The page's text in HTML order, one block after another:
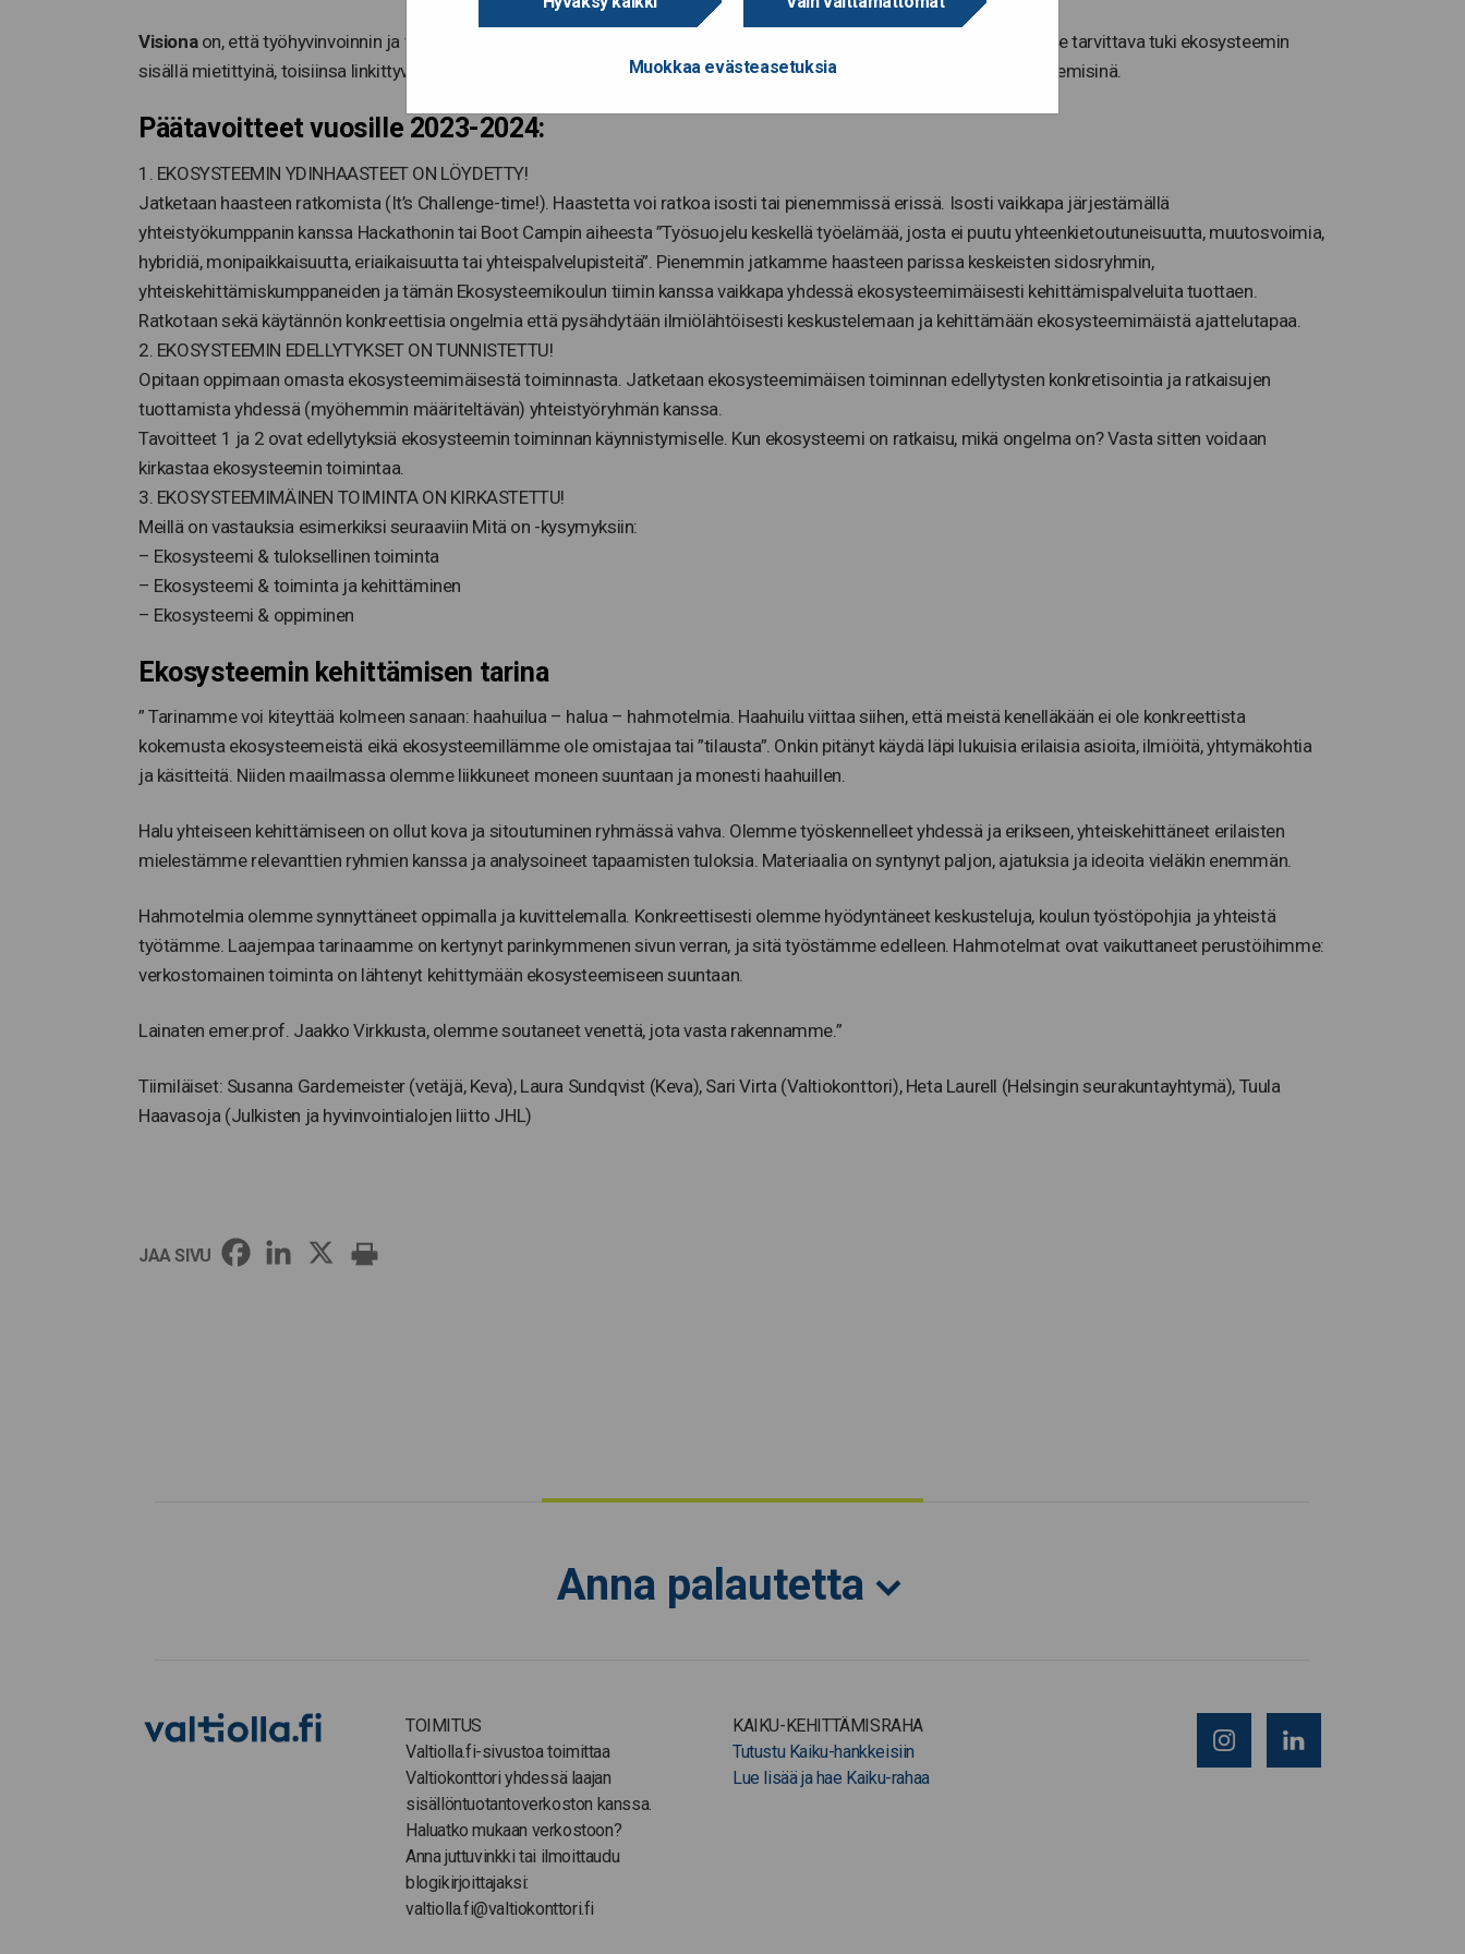
Muokkaa evästeasetuksia
Visionaon, että työhyvinvoinnin ja työkykyjohtamisen hoitamiseen ja kehittämiseen tarjotaan sidosryhmille ja asiakkaille tarvittava tuki ekosysteemin
sisällä mietittyinä, toisiinsa linkittyvinä, osallistujien tarpeisiin pureutuvina monipuolisina, ja vaikuttavina palveluina ja tekemisinä.
Päätavoitteet vuosille 2023-2024:
1. EKOSYSTEEMIN YDINHAASTEET ON LÖYDETTY!
Jatketaan haasteen ratkomista (It’s Challenge-time!). Haastetta voi ratkoa isosti tai pienemmissä erissä. Isosti vaikkapa järjestämällä
yhteistyökumppanin kanssa Hackathonin tai Boot Campin aiheesta ”Työsuojelu keskellä työelämää, josta ei puutu yhteenkietoutuneisuutta, muutosvoimia,
hybridiä, monipaikkaisuutta, eriaikaisuutta tai yhteispalvelupisteitä”. Pienemmin jatkamme haasteen parissa keskeisten sidosryhmin,
yhteiskehittämiskumppaneiden ja tämän Ekosysteemikoulun tiimin kanssa vaikkapa yhdessä ekosysteemimäisesti kehittämispalveluita tuottaen.
Ratkotaan sekä käytännön konkreettisia ongelmia että pysähdytään ilmiölähtöisesti keskustelemaan ja kehittämään ekosysteemimäistä ajattelutapaa.
2. EKOSYSTEEMIN EDELLYTYKSET ON TUNNISTETTU!
Opitaan oppimaan omasta ekosysteemimäisestä toiminnasta. Jatketaan ekosysteemimäisen toiminnan edellytysten konkretisointia ja ratkaisujen
tuottamista yhdessä (myöhemmin määriteltävän) yhteistyöryhmän kanssa.
Tavoitteet 1 ja 2 ovat edellytyksiä ekosysteemin toiminnan käynnistymiselle. Kun ekosysteemi on ratkaisu, mikä ongelma on? Vasta sitten voidaan
kirkastaa ekosysteemin toimintaa.
3. EKOSYSTEEMIMÄINEN TOIMINTA ON KIRKASTETTU!
Meillä on vastauksia esimerkiksi seuraaviin Mitä on -kysymyksiin:
– Ekosysteemi & tuloksellinen toiminta
– Ekosysteemi & toiminta ja kehittäminen
– Ekosysteemi & oppiminen
Ekosysteemin kehittämisen tarina
” Tarinamme voi kiteyttää kolmeen sanaan: haahuilua – halua – hahmotelmia. Haahuilu viittaa siihen, että meistä kenelläkään ei ole konkreettista
kokemusta ekosysteemeistä eikä ekosysteemillämme ole omistajaa tai ”tilausta”. Onkin pitänyt käydä läpi lukuisia erilaisia asioita, ilmiöitä, yhtymäkohtia
ja käsitteitä. Niiden maailmassa olemme liikkuneet moneen suuntaan ja monesti haahuillen.
Halu yhteiseen kehittämiseen on ollut kova ja sitoutuminen ryhmässä vahva. Olemme työskennelleet yhdessä ja erikseen, yhteiskehittäneet erilaisten
mielestämme relevanttien ryhmien kanssa ja analysoineet tapaamisten tuloksia. Materiaalia on syntynyt paljon, ajatuksia ja ideoita vieläkin enemmän.
Hahmotelmia olemme synnyttäneet oppimalla ja kuvittelemalla. Konkreettisesti olemme hyödyntäneet keskusteluja, koulun työstöpohjia ja yhteistä
työtämme. Laajempaa tarinaamme on kertynyt parinkymmenen sivun verran, ja sitä työstämme edelleen. Hahmotelmat ovat vaikuttaneet perustöihimme:
verkostomainen toiminta on lähtenyt kehittymään ekosysteemiseen suuntaan.
Lainaten emer.prof. Jaakko Virkkusta, olemme soutaneet venettä, jota vasta rakennamme.”
Tiimiläiset: Susanna Gardemeister (vetäjä, Keva), Laura Sundqvist (Keva), Sari Virta (Valtiokonttori), Heta Laurell (Helsingin seurakuntayhtymä), Tuula
Haavasoja (Julkisten ja hyvinvointialojen liitto JHL)
JAA SIVU
Anna palautetta
TOIMITUS
Valtiolla.fi-sivustoa toimittaa
Valtiokonttori yhdessä laajan
sisällöntuotantoverkoston kanssa.
Haluatko mukaan verkostoon?
Anna juttuvinkki tai ilmoittaudu
blogikirjoittajaksi:
valtiolla.fi@valtiokonttori.fi
KAIKU-KEHITTÄMISRAHA
Tutustu Kaiku-hankkeisiin
Lue lisää ja hae Kaiku-rahaa